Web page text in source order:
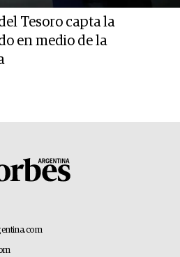
Tesoro capta la
en medio de la